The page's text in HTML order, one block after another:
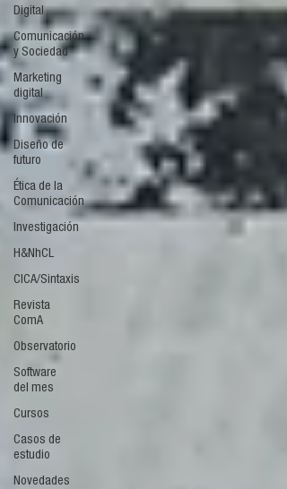
Digital
Comunicación
y Sociedad
Marketing
digital
Innovación
Diseño de
futuro
Ética de la
Comunicación
Investigación
H&NhCL
CICA/Sintaxis
Revista
ComA
Observatorio
Software
del mes
Cursos
Casos de
estudio
Novedades